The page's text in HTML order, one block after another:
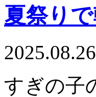
夏祭りで
2025.08.26
すぎの子